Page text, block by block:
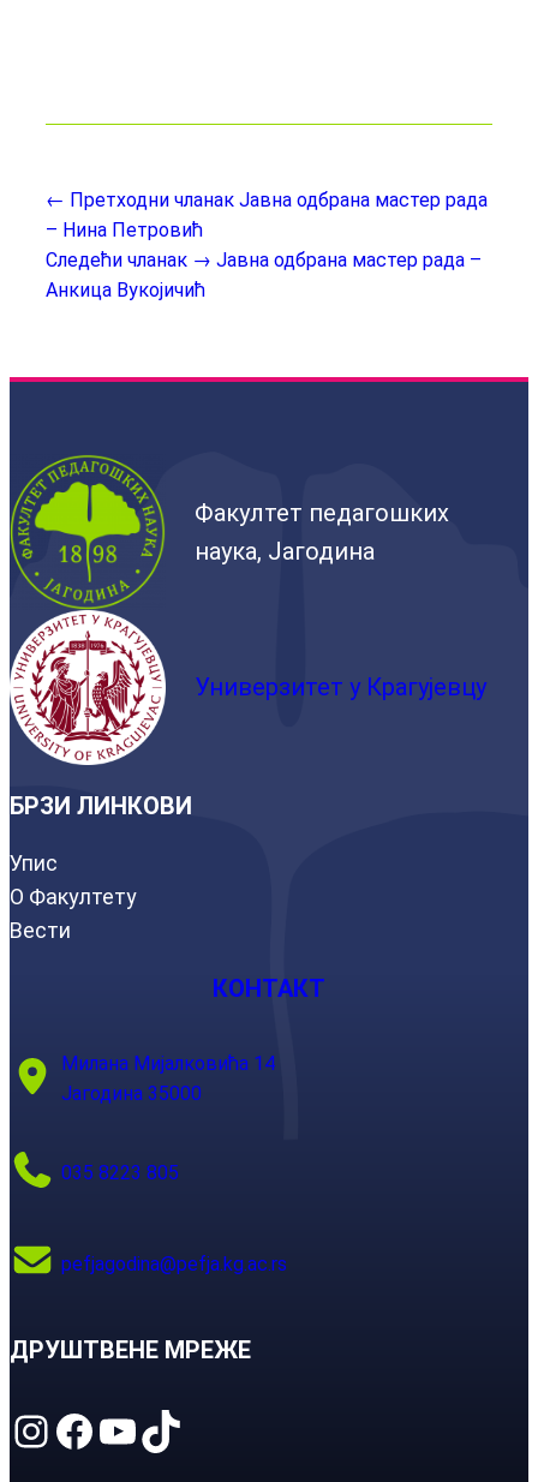
← Претходни чланак Јавна одбрана мастер рада
– Нина Петровић
Следећи чланак → Јавна одбрана мастер рада –
Анкица Вукојичић
Факултет педагошких
наука, Јагодина
Универзитет у Крагујевцу
БРЗИ ЛИНКОВИ
Упис
О Факултету
Вести
КОНТАКТ
Милана Мијалковића 14
Јагодина 35000
035 8223 805
pefjagodina@pefja.kg.ac.rs
ДРУШТВЕНЕ МРЕЖЕ
Instagram Facebook YouTube TikTok